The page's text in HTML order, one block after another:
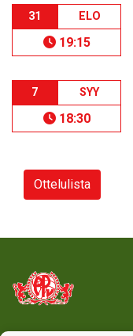
31 ELO
19:15
7 SYY
18:30
Ottelulista